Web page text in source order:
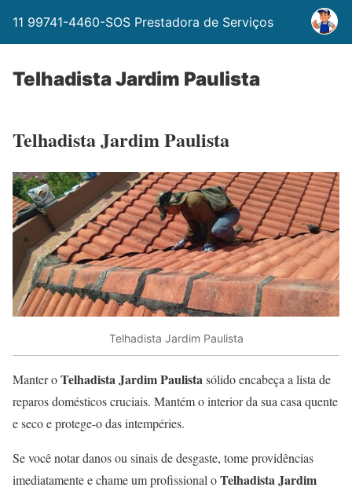
11 99741-4460-SOS Prestadora de Serviços
Telhadista Jardim Paulista
Telhadista Jardim Paulista
Telhadista Jardim Paulista
Manter oTelhadista Jardim Paulistasólido encabeça a lista de
reparos domésticos cruciais. Mantém o interior da sua casa quente
e seco e protege-o das intempéries.
Se você notar danos ou sinais de desgaste, tome providências
imediatamente e chame um profissional oTelhadista Jardim